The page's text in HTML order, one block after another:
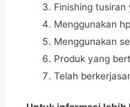
Finishing
Menggunakan
Menggunakan
Produk yang
Telah